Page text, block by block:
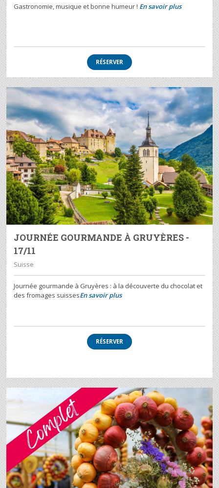
Gastronomie, musique et bonne humeur ! En savoir plus
RÉSERVER
JOURNÉE GOURMANDE À GRUYÈRES -
17/11
Suisse
Journée gourmande à Gruyères : à la découverte du chocolat et
des fromages suissesEn savoir plus
RÉSERVER